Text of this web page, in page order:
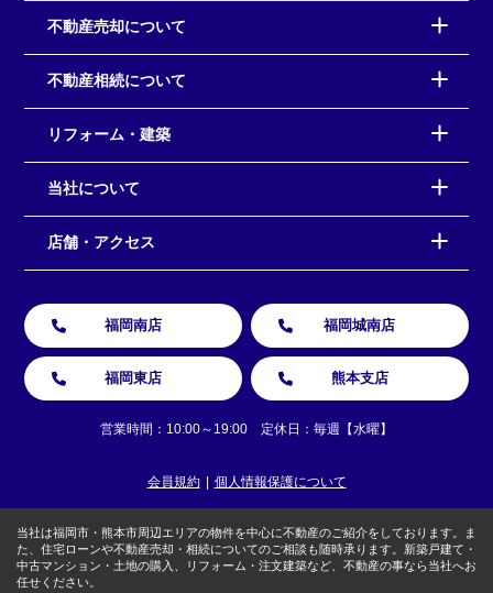
不動産売却について
不動産相続について
リフォーム・建築
当社について
店舗・アクセス
福岡南店 福岡城南店
福岡東店 熊本支店
営業時間：10:00～19:00 定休日：毎週【水曜】
会員規約 個人情報保護について
当社は福岡市・熊本市周辺エリアの物件を中心に不動産のご紹介をしております。ま
た、住宅ローンや不動産売却・相続についてのご相談も随時承ります。新築戸建て・
中古マンション・土地の購入、リフォーム・注文建築など、不動産の事なら当社へお
任せください。